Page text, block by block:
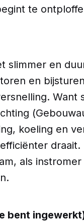
te
slimmer en
en
koeling en
als
bent